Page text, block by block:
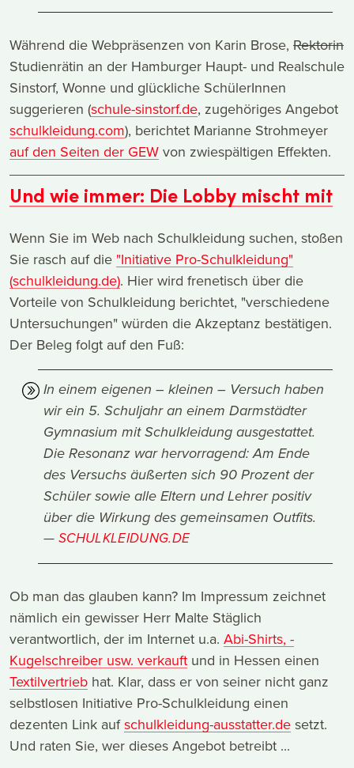
Während die Webpräsenzen von Karin Brose, Rektorin
Studienrätin an der Hamburger Haupt- und Realschule
Sinstorf, Wonne und glückliche SchülerInnen
suggerieren (schule-sinstorf.de, zugehöriges Angebot
schulkleidung.com), berichtet Marianne Strohmeyer
auf den Seiten der GEW von zwiespältigen Effekten.
Und wie immer: Die Lobby mischt mit
Wenn Sie im Web nach Schulkleidung suchen, stoßen
Sie rasch auf die "Initiative Pro-Schulkleidung"
(schulkleidung.de). Hier wird frenetisch über die
Vorteile von Schulkleidung berichtet, "verschiedene
Untersuchungen" würden die Akzeptanz bestätigen.
Der Beleg folgt auf den Fuß:
In einem eigenen – kleinen – Versuch haben
wir ein 5. Schuljahr an einem Darmstädter
Gymnasium mit Schulkleidung ausgestattet.
Die Resonanz war hervorragend: Am Ende
des Versuchs äußerten sich 90 Prozent der
Schüler sowie alle Eltern und Lehrer positiv
über die Wirkung des gemeinsamen Outfits.
SCHULKLEIDUNG.DE
Ob man das glauben kann? Im Impressum zeichnet
nämlich ein gewisser Herr Malte Stäglich
verantwortlich, der im Internet u.a. Abi-Shirts, -
Kugelschreiber usw. verkauft und in Hessen einen
Textilvertrieb hat. Klar, dass er von seiner nicht ganz
selbstlosen Initiative Pro-Schulkleidung einen
dezenten Link aufschulkleidung-ausstatter.de setzt.
Und raten Sie, wer dieses Angebot betreibt ...